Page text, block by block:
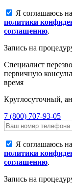
Я соглашаюсь
политики
соглашению.
Запись на
Специалист
первичную
время
Круглосуточный,
7 (800) 707-93-05
Я соглашаюсь
политики
соглашению.
Запись на